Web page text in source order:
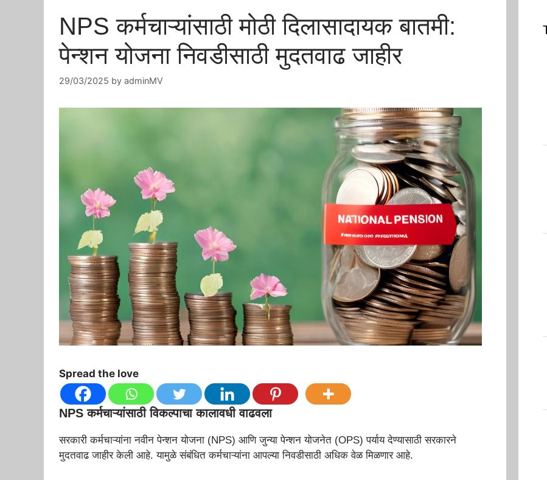
NPS कर्मचाऱ्यांसाठी मोठी दिलासादायक बातमी:
पेन्शन योजना निवडीसाठी मुदतवाढ जाहीर
29/03/2025 by adminMV
Spread the love
NPS कर्मचाऱ्यांसाठी विकल्पाचा कालावधी वाढवला
सरकारी कर्मचाऱ्यांना नवीन पेन्शन योजना (NPS) आणि जुन्या पेन्शन योजनेत (OPS) पर्याय देण्यासाठी सरकारने
मुदतवाढ जाहीर केली आहे. यामुळे संबंधित कर्मचाऱ्यांना आपल्या निवडीसाठी अधिक वेळ मिळणार आहे.